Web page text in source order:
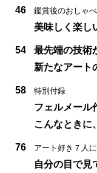
46 鑑賞後のおしゃ
美味しく楽し
54
最先端の技術
新たなアート
58 特別付録
フェルメール
こんなときに
76 アート好き７人
自分の目で見